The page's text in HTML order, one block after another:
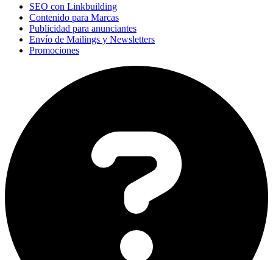
SEO con Linkbuilding
Contenido para Marcas
Publicidad para anunciantes
Envío de Mailings y Newsletters
Promociones